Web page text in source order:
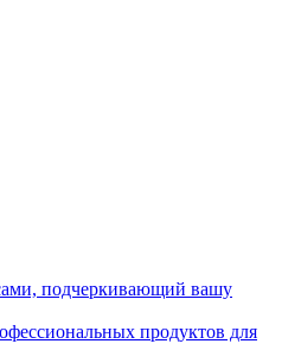
подчеркивающий вашу
продуктов для